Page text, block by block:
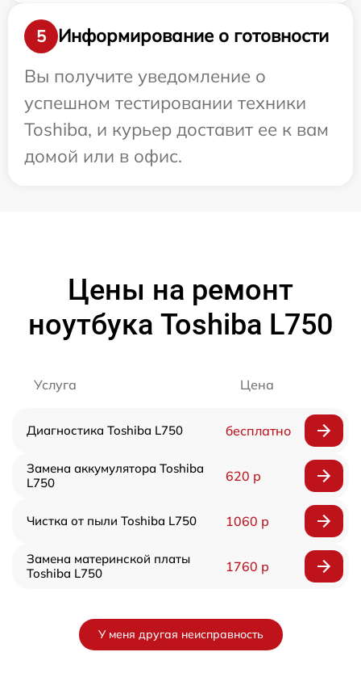
5
Информирование о готовности
Вы получите уведомление о
успешном тестировании техники
Toshiba, и курьер доставит ее к вам
домой или в офис.
Цены на ремонт
ноутбука Toshiba L750
Услуга Цена
Диагностика Toshiba L750 бесплатно
Замена аккумулятора Toshiba
L750
620 р
Чистка от пыли Toshiba L750 1060 р
Замена материнской платы
Toshiba L750
1760 р
У меня другая неисправность